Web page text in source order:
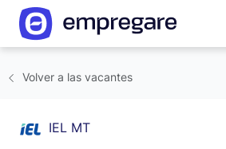
Volver a las vacantes
IEL MT